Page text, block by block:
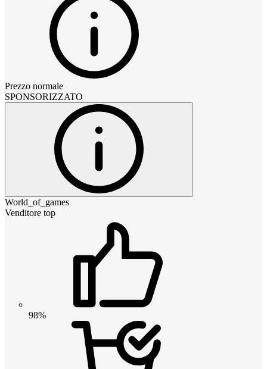
Prezzo normale
SPONSORIZZATO
World_of_games
Venditore top
98%